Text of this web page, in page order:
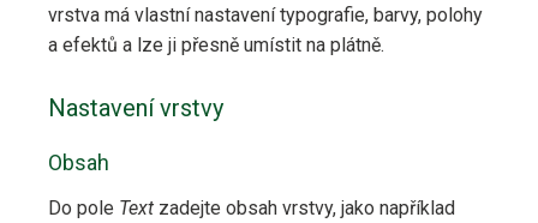
vrstva má vlastní nastavení typografie, barvy, polohy
a efektů a lze ji přesně umístit na plátně.
Nastavení vrstvy
Obsah
Do pole Text zadejte obsah vrstvy, jako například